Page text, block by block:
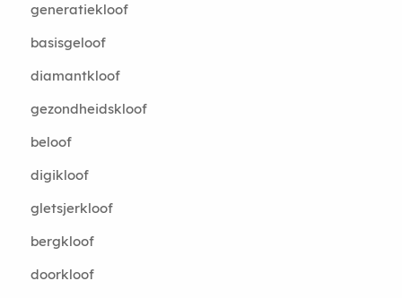
generatiekloof
basisgeloof
diamantkloof
gezondheidskloof
beloof
digikloof
gletsjerkloof
bergkloof
doorkloof